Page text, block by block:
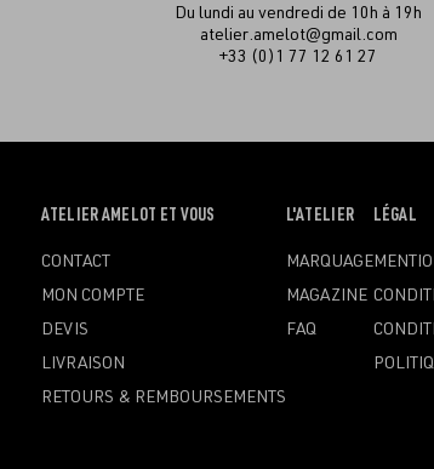
Du lundi au vendredi de 10h à 19h
atelier.amelot@gmail.com
+33 (0)1 77 12 61 27
OUVRIR
MENU
ATELIER AMELOT ET VOUS
CONTACT
MON COMPTE
DEVIS
LIVRAISON
RETOURS & REMBOURSEMENTS
OUVRIR
MENU
L'ATELIER
MARQUAGE
MAGAZINE
FAQ
OUVRIR
MENU
LÉGAL